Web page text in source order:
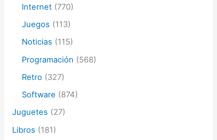
Internet (770)
Juegos (113)
Noticias (115)
Programación (568)
Retro (327)
Software (874)
Juguetes (27)
Libros (181)